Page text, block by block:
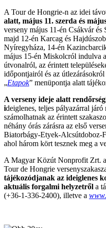
A Tour de Hongrie-n az idei
alatt, május 11. szerda és
verseny május 11-én Csákvár
majd 12-én Karcag és
Nyíregyháza, 14-én
május 15-én Miskolcról indulva
útvonalról, az érintett
időpontjairól és az útlezárásokról
„Etapok” menüpontja alatt
A verseny ideje alatt
ideiglenes, teljes pályazárral
számolhatnak az érintett
néhány órás zárásra az első
Biatorbágy-Etyek-Alcsútdoboz-
ahol három kört tesznek meg a
A Magyar Közút Nonprofit Zrt.
Tour de Hongrie
tájékozódjanak az ideiglenes
aktuális forgalmi helyzetről a
(+36-1-336-2400), illetve a